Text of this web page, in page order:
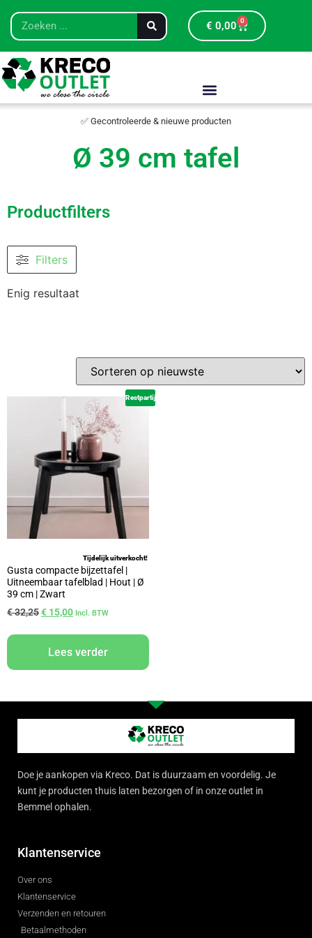
€ 0,00 0
✅ Gecontroleerde & nieuwe producten
Ø 39 cm tafel
Productfilters
Filters
Enig resultaat
Restpartij
Tijdelijk uitverkocht!
Gusta compacte bijzettafel |
Uitneembaar tafelblad | Hout | Ø
39 cm | Zwart
€32,25€ 15,00 Incl. BTW
Lees verder
Doe je aankopen via Kreco. Dat is duurzaam en voordelig. Je
kunt je producten thuis laten bezorgen of in onze outlet in
Bemmel ophalen.
Klantenservice
Over ons
Klantenservice
Verzenden en retouren
Betaalmethoden